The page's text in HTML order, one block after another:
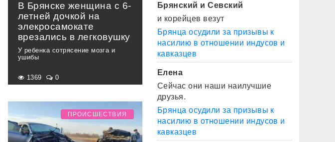
В Брянске женщина с 6-
летней дочкой на
элекросамокате
врезались в легковушку
У ребенка сотрясение мозга и
ушибы
1369 0
ПРОИСШЕСТВИЯ
Брянский и Севский
и корейцев везут
Брянца осудили за призывы к
насилию в отношении индусов и
кавказцев
Елена
Сейчас они наши наилучшие
друзья.
Брянца осудили за призывы к
насилию в отношении индусов и
кавказцев